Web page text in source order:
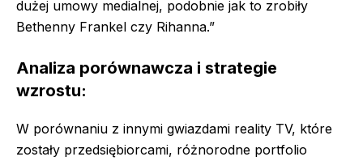
dużej umowy medialnej, podobnie jak to zrobiły
Bethenny Frankel czy Rihanna.”
Analiza porównawcza i strategie
wzrostu:
W porównaniu z innymi gwiazdami reality TV, które
zostały przedsiębiorcami, różnorodne portfolio